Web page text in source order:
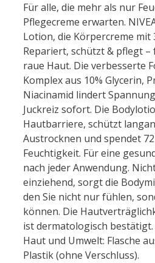
Für alle, die mehr als nur
Pflegecreme erwarten.
Lotion, die Körpercreme mit
Repariert, schützt & pflegt
raue Haut. Die verbesserte
Komplex aus 10% Glycerin,
Niacinamid lindert
Juckreiz sofort. Die
Hautbarriere, schützt
Austrocknen und spendet
Feuchtigkeit. Für eine gesun
nach jeder Anwendung.
einziehend, sorgt die
den Sie nicht nur fühlen,
können. Die
ist dermatologisch bestätigt.
Haut und Umwelt: Flasche
Plastik (ohne Verschluss).